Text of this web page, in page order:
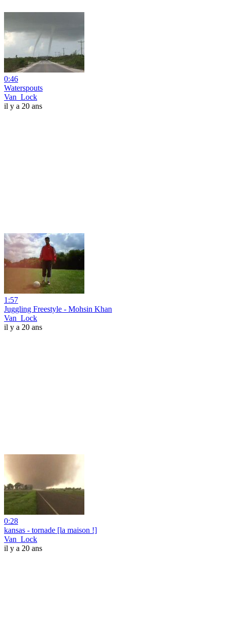
0:46
Waterspouts
Van_Lock
il y a 20 ans
1:57
Juggling Freestyle - Mohsin Khan
Van_Lock
il y a 20 ans
0:28
kansas - tornade [la maison !]
Van_Lock
il y a 20 ans